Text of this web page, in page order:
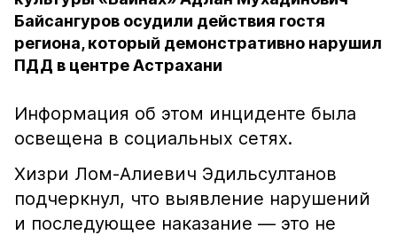
Байсангуров осудили действия гостя
региона, который демонстративно нарушил
ПДД в центре Астрахани
Информация об этом инциденте была
освещена в социальных сетях.
Хизри Лом-Алиевич Эдильсултанов
подчеркнул, что выявление нарушений
и последующее наказание — это не